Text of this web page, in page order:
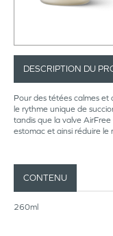
DESCRIPTION DU
Pour des tétées calmes
le rythme unique de
tandis que la valve AirFree
estomac et ainsi réduire le
CONTENU
260ml